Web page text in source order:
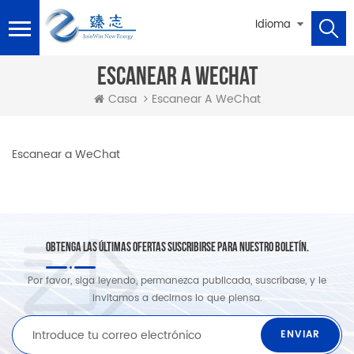
Idioma
ESCANEAR A WECHAT
Casa Escanear A WeChat
Escanear a WeChat
OBTENGA LAS ÚLTIMAS OFERTAS SUSCRIBIRSE PARA NUESTRO BOLETÍN.
Por favor, siga leyendo, permanezca publicada, suscríbase, y le
invitamos a decirnos lo que piensa.